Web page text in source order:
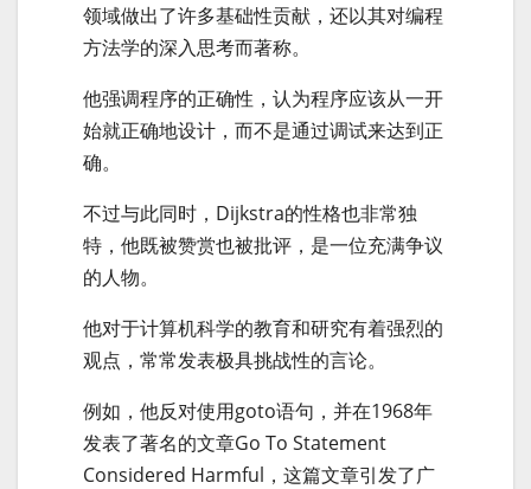
领域做出了许多基础性贡献，还以其对编程
方法学的深入思考而著称。
他强调程序的正确性，认为程序应该从一开
始就正确地设计，而不是通过调试来达到正
确。
不过与此同时，Dijkstra的性格也非常独
特，他既被赞赏也被批评，是一位充满争议
的人物。
他对于计算机科学的教育和研究有着强烈的
观点，常常发表极具挑战性的言论。
例如，他反对使用goto语句，并在1968年
发表了著名的文章Go To Statement
Considered Harmful，这篇文章引发了广